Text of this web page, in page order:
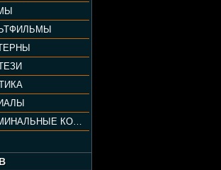
КРИМИНАЛЬНЫЕ КОМЕДИИ